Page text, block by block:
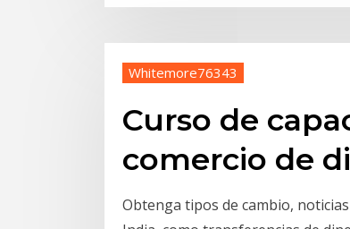
Whitemore76343
Curso de
comercio de
Obtenga tipos de cambio,